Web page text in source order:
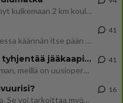
Hesarissa päivitellään lapset joutuu nyt kulkemaan 2 km kouluun jösses. Ruostefillarilla tuo matka menee vaikka miten äk
Mutta mies vain tuijottaa, siinä vaiheessa käännän itse pään pois. Mikä juttu? Yleensä jos joku tuijottaa tai katsoo, hä
41
Uusioperheen aikuiset lapset tyhjentää jääkaapin käydessään
Miten selvittäisitte seuraavan ongelman, meillä on uusioperhe, minulla teini-ikäiset lapset ja puolisolla aikuiset, jotk
41
Lomat on monella lomailtu ja arki alkaa. Se voi tarkoittaa myös sitä, että grillailut on grillattu ja palataan arjen ruo
16